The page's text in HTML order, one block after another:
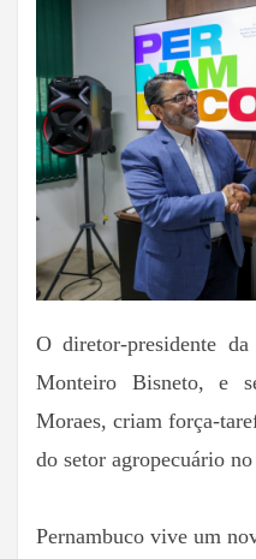
O diretor-presidente
Monteiro Bisneto, e
Moraes, criam força-
do setor agropecuário
Pernambuco vive um